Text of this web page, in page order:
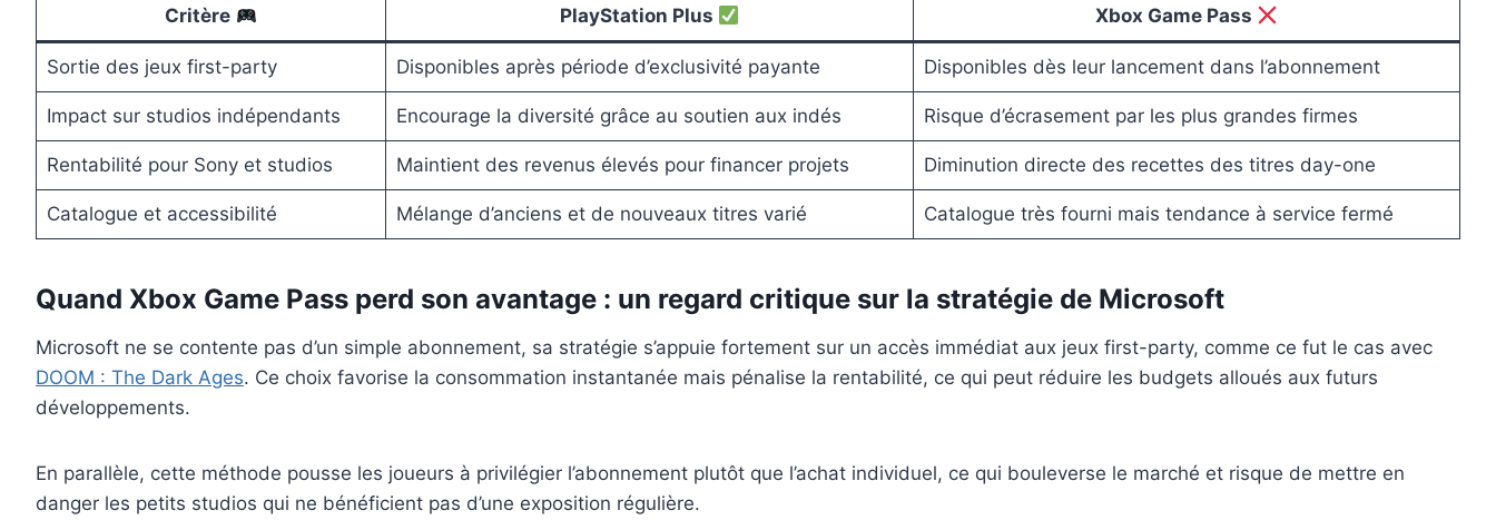
Critère PlayStation Plus Xbox Game Pass
Sortie des jeux first-party Disponibles après période d’exclusivité payante Disponibles dès leur lancement dans l’abonnement
Impact sur studios indépendants Encourage la diversité grâce au soutien aux indés Risque d’écrasement par les plus grandes firmes
Rentabilité pour Sony et studios Maintient des revenus élevés pour financer projets Diminution directe des recettes des titres day-one
Catalogue et accessibilité Mélange d’anciens et de nouveaux titres varié Catalogue très fourni mais tendance à service fermé
Quand Xbox Game Pass perd son avantage : un regard critique sur la stratégie de Microsoft
Microsoft ne se contente pas d’un simple abonnement, sa stratégie s’appuie fortement sur un accès immédiat aux jeux first-party, comme ce fut le cas avec
DOOM : The Dark Ages. Ce choix favorise la consommation instantanée mais pénalise la rentabilité, ce qui peut réduire les budgets alloués aux futurs
développements.
En parallèle, cette méthode pousse les joueurs à privilégier l’abonnement plutôt que l’achat individuel, ce qui bouleverse le marché et risque de mettre en
danger les petits studios qui ne bénéficient pas d’une exposition régulière.